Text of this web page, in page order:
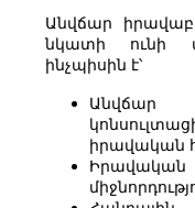
Անվճար
նկատի ունի
ինչպիսին է՝
իրավական
Իրավական